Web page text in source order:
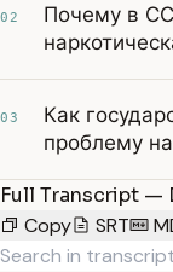
02
Почему в
03
Как
проблему
Full Transcript —
Copy
SRT